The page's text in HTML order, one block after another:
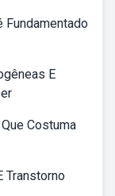
Fundamentado
E
Costuma
Transtorno